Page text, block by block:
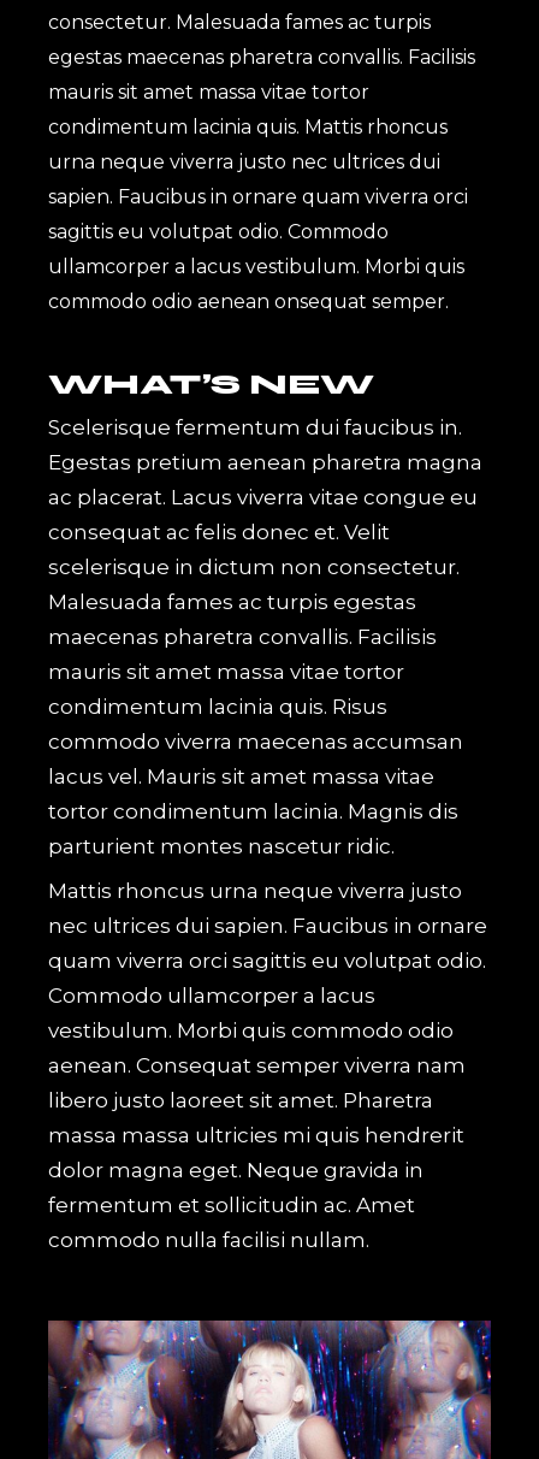
consectetur. Malesuada fames ac turpis
egestas maecenas pharetra convallis. Facilisis
mauris sit amet massa vitae tortor
condimentum lacinia quis. Mattis rhoncus
urna neque viverra justo nec ultrices dui
sapien. Faucibus in ornare quam viverra orci
sagittis eu volutpat odio. Commodo
ullamcorper a lacus vestibulum. Morbi quis
commodo odio aenean onsequat semper.
WHAT’S NEW
Scelerisque fermentum dui faucibus in.
Egestas pretium aenean pharetra magna
ac placerat. Lacus viverra vitae congue eu
consequat ac felis donec et. Velit
scelerisque in dictum non consectetur.
Malesuada fames ac turpis egestas
maecenas pharetra convallis. Facilisis
mauris sit amet massa vitae tortor
condimentum lacinia quis. Risus
commodo viverra maecenas accumsan
lacus vel. Mauris sit amet massa vitae
tortor condimentum lacinia. Magnis dis
parturient montes nascetur ridic.
Mattis rhoncus urna neque viverra justo
nec ultrices dui sapien. Faucibus in ornare
quam viverra orci sagittis eu volutpat odio.
Commodo ullamcorper a lacus
vestibulum. Morbi quis commodo odio
aenean. Consequat semper viverra nam
libero justo laoreet sit amet. Pharetra
massa massa ultricies mi quis hendrerit
dolor magna eget. Neque gravida in
fermentum et sollicitudin ac. Amet
commodo nulla facilisi nullam.